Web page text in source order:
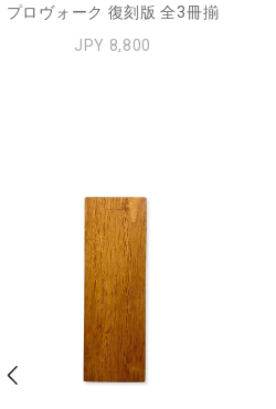
プロヴォーク 復刻版 全3冊揃
JPY 8,800